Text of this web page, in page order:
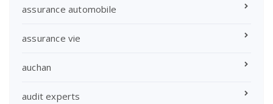
assurance automobile
assurance vie
auchan
audit experts